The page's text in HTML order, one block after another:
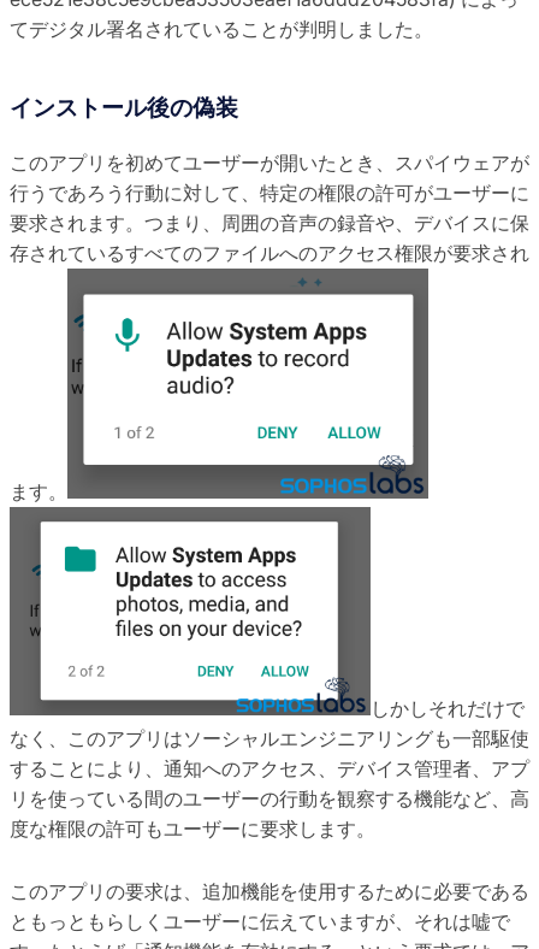
てデジタル署名されていることが判明しました。
インストール後の偽装
このアプリを初めてユーザーが開いたとき、スパイウェアが
行うであろう行動に対して、特定の権限の許可がユーザーに
要求されます。つまり、周囲の音声の録音や、デバイスに保
存されているすべてのファイルへのアクセス権限が要求され
ます。
しかしそれだけで
なく、このアプリはソーシャルエンジニアリングも一部駆使
することにより、通知へのアクセス、デバイス管理者、アプ
リを使っている間のユーザーの行動を観察する機能など、高
度な権限の許可もユーザーに要求します。
このアプリの要求は、追加機能を使用するために必要である
ともっともらしくユーザーに伝えていますが、それは嘘で